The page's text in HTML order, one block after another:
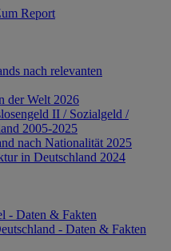
Report
nach relevanten
der Welt 2026
II / Sozialgeld /
2005-2025
nach Nationalität 2025
in Deutschland 2024
- Daten & Fakten
- Daten & Fakten